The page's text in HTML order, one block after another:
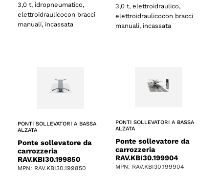
3,0 t, idropneumatico,
elettroidraulicocon bracci
manuali, incassata
3,0 t, elettroidraulico,
elettroidraulicocon bracci
manuali, incassata
PONTI SOLLEVATORI A BASSA
ALZATA
Ponte sollevatore da
carrozzeria
RAV.KBI30.199850
MPN: RAV.KBI30.199850
PONTI SOLLEVATORI A BASSA
ALZATA
Ponte sollevatore da
carrozzeria
RAV.KBI30.199904
MPN: RAV.KBI30.199904